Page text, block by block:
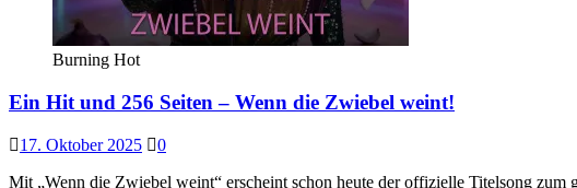
Burning Hot
Ein Hit und 256 Seiten – Wenn die Zwiebel weint!
17. Oktober 2025
0
Mit „Wenn die Zwiebel weint“ erscheint schon heute der offizielle Titelsong